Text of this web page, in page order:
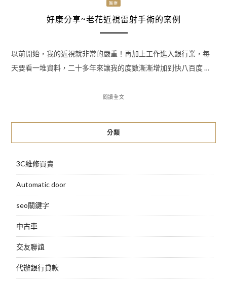
醫療
好康分享~老花近視雷射手術的案例
以前開始，我的近視就非常的嚴重！再加上工作進入銀行業，每
天要看一堆資料，二十多年來讓我的度數漸漸增加到快八百度 …
閱讀全文
分類
3C維修買賣
Automatic door
seo關鍵字
中古車
交友聯誼
代辦銀行貸款